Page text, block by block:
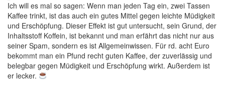
Ich will es mal so sagen: Wenn man jeden Tag ein, zwei Tassen
Kaffee trinkt, ist das auch ein gutes Mittel gegen leichte Müdigkeit
und Erschöpfung. Dieser Effekt ist gut untersucht, sein Grund, der
Inhaltsstoff Koffein, ist bekannt und man erfährt das nicht nur aus
seiner Spam, sondern es ist Allgemeinwissen. Für rd. acht Euro
bekommt man ein Pfund recht guten Kaffee, der zuverlässig und
belegbar gegen Müdigkeit und Erschöpfung wirkt. Außerdem ist
er lecker.